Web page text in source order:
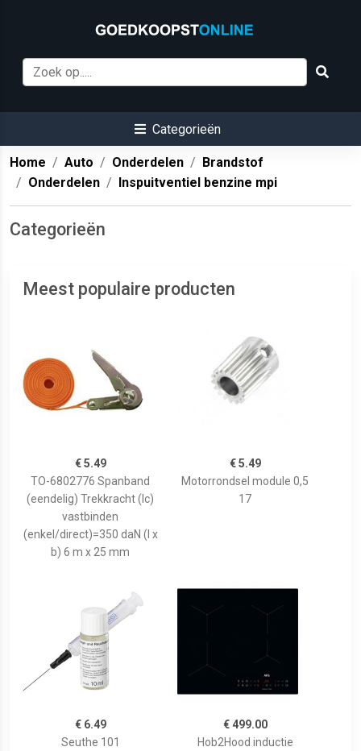
Categorieën
Home Auto Onderdelen
Brandstof
Onderdelen
Inspuitventiel benzine mpi
Categorieën
Meest populaire producten
€ 5.49
TO-6802776 Spanband
(eendelig) Trekkracht (lc)
vastbinden
(enkel/direct)=350 daN (l x
b) 6 m x 25 mm
€ 5.49
Motorrondsel module 0,5
17
€ 6.49
Seuthe 101
€ 499.00
Hob2Hood inductie